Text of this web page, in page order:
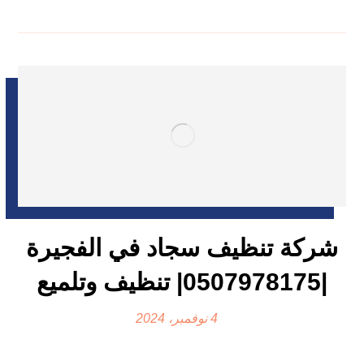
شركة تنظيف سجاد في الفجيرة
4 نوفمبر، 2024